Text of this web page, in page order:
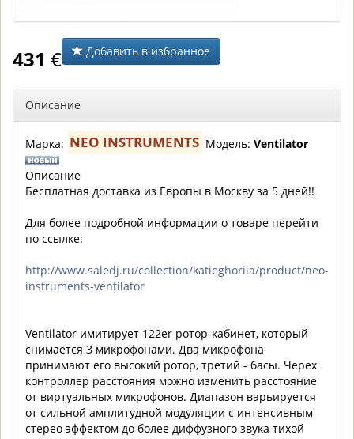
431 € Добавить в избранное
Описание
Марка: NEO INSTRUMENTS Модель: Ventilator
Описание
Бесплатная доставка из Европы в Москву за 5 дней!!
Для более подробной информации о товаре перейти
по ссылке:
http://www.saledj.ru/collection/katieghoriia/product/neo-
instruments-ventilator
Ventilator имитирует 122er ротор-кабинет, который
снимается 3 микрофонами. Два микрофона
принимают его высокий ротор, третий - басы. Черех
контроллер расстояния можно изменить расстояние
от виртуальных микрофонов. Диапазон варьируется
от сильной амплитудной модуляции с интенсивным
стерео эффектом до более диффузного звука тихой